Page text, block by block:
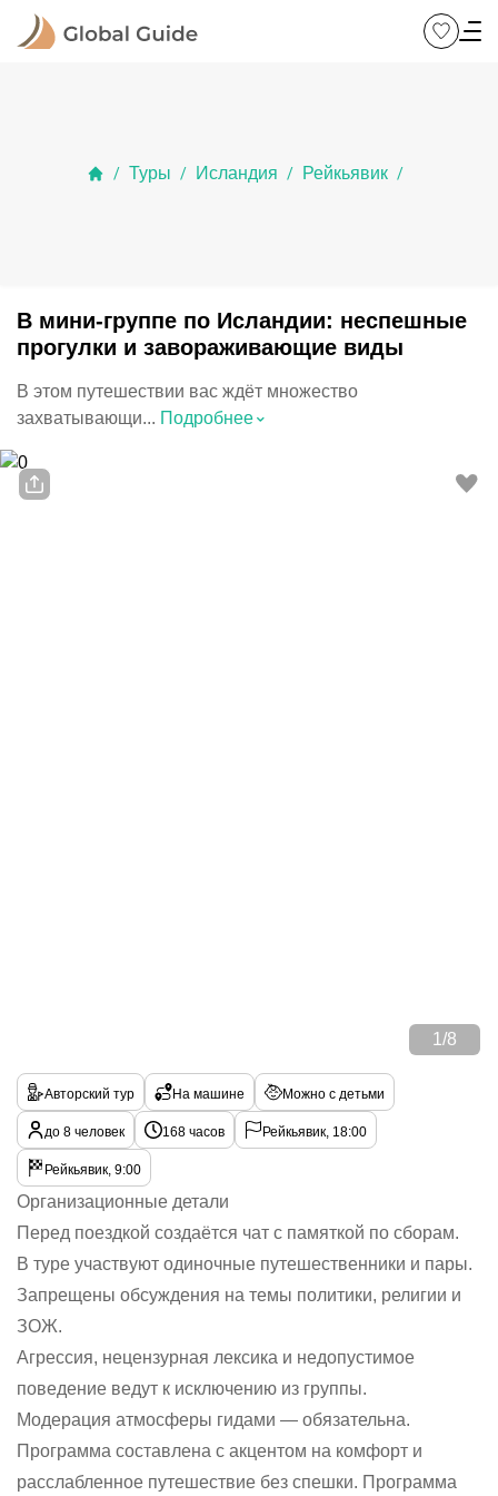
/ Туры / Исландия / Рейкьявик /
В мини-группе по Исландии: неспешные
прогулки и завораживающие виды
В этом путешествии вас ждёт множество
захватывающи... Подробнее⌃
1 /8
Авторский тур На машине Можно с детьми
до 8 человек 168 часов Рейкьявик, 18:00
Рейкьявик, 9:00
Организационные детали
Перед поездкой создаётся чат с памяткой по сборам.
В туре участвуют одиночные путешественники и пары.
Запрещены обсуждения на темы политики, религии и
ЗОЖ.
Агрессия, нецензурная лексика и недопустимое
поведение ведут к исключению из группы.
Модерация атмосферы гидами — обязательна.
Программа составлена с акцентом на комфорт и
расслабленное путешествие без спешки. Программа